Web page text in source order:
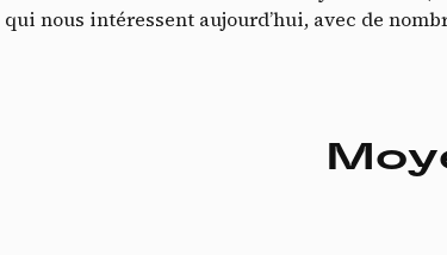
qui nous intéressent aujourd’hui, avec de